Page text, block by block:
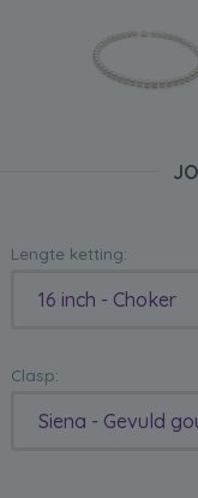
Lengte ketting:
16 inch - Choker
Clasp:
Siena - Gevuld